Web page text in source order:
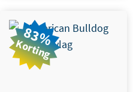
83%
Korting